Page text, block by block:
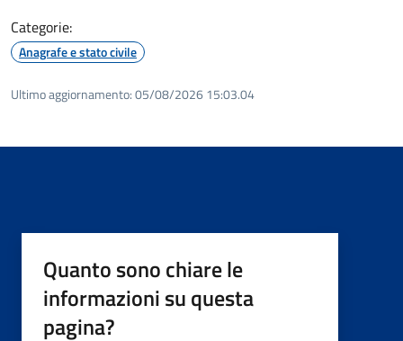
Categorie:
Anagrafe e stato civile
Ultimo aggiornamento:05/08/2026 15:03.04
Quanto sono chiare le
informazioni su questa
pagina?